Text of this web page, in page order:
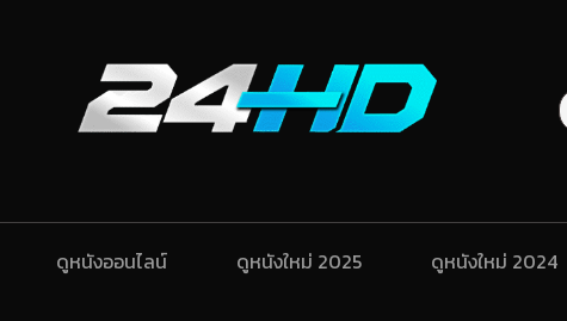
ดูหนังออนไลน์ ดูหนังใหม่ 2025 ดูหนังใหม่ 2024